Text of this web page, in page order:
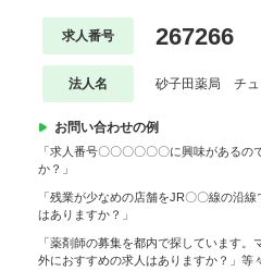
求人番号 267266
法人名 砂子田薬局 チュ
お問い合わせの例
「求人番号〇〇〇〇〇〇に興味がある
か？」
「残業が少なめの店舗をJR〇〇線の沿
はありますか？」
「薬剤師の募集を都内で探しています
外におすすめの求人はありますか？」等